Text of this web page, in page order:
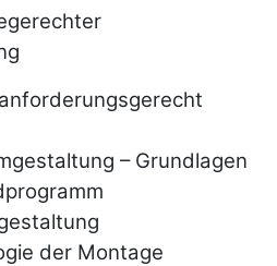
– Grundlagen
der Montage